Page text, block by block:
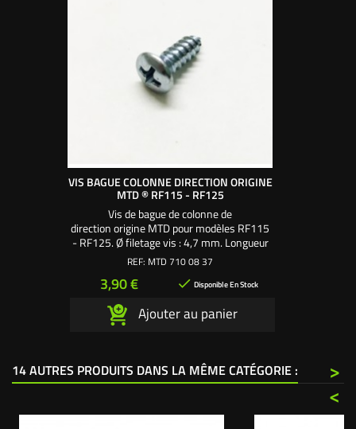
VIS BAGUE COLONNE DIRECTION ORIGINE
MTD ® RF115 - RF125
Vis de bague de colonne de
direction origine MTD pour modèles RF115
- RF125. Ø filetage vis : 4,7 mm. Longueur
filetage : 13 mm. Se monte sur colonne de
REF: MTD 710 08 37
Prix
3,90 €  Disponible En Stock
Ajouter au panier
14 AUTRES PRODUITS DANS LA MÊME CATÉGORIE :
>
<